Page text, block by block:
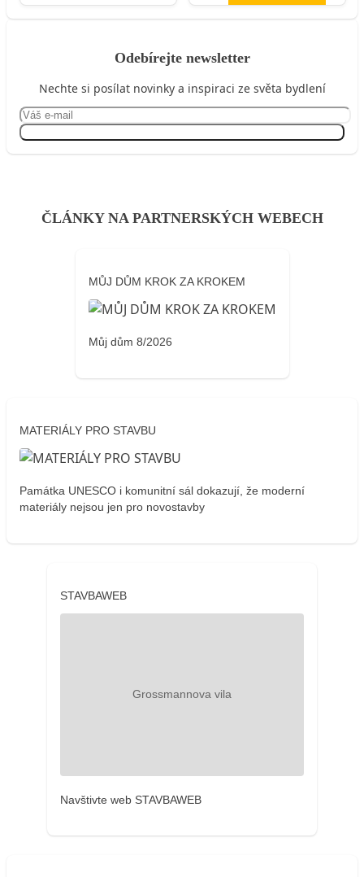
Odebírejte newsletter
Nechte si posílat novinky a inspiraci ze světa bydlení
ČLÁNKY NA PARTNERSKÝCH WEBECH
MŮJ DŮM KROK ZA KROKEM
Můj dům 8/2026
MATERIÁLY PRO STAVBU
Památka UNESCO i komunitní sál dokazují, že moderní
materiály nejsou jen pro novostavby
STAVBAWEB
Navštivte web STAVBAWEB